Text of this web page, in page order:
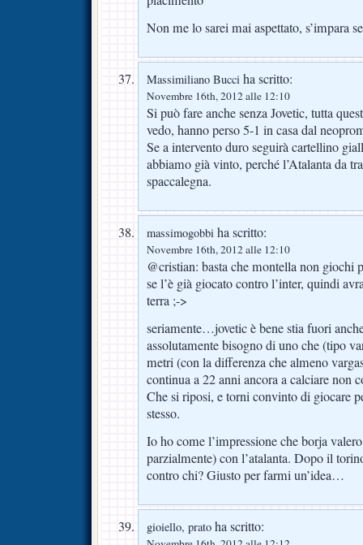
Non me lo sarei mai aspettato, s’impara
Massimiliano Bucci ha scritto:
Novembre 16th, 2012 alle 12:10
Si può fare anche senza Jovetic, tutta
vedo, hanno perso 5-1 in casa dal
Se a intervento duro seguirà cartellino
abbiamo già vinto, perché l’Atalanta da
spaccalegna.
massimogobbi ha scritto:
Novembre 16th, 2012 alle 12:10
@cristian: basta che montella non
se l’è già giocato contro l’inter, quindi
terra ;->
seriamente…jovetic è bene stia fuori
assolutamente bisogno di uno che (tipo
metri (con la differenza che almeno
continua a 22 anni ancora a calciare non
Che si riposi, e torni convinto di giocare
stesso.
Io ho come l’impressione che borja
parzialmente) con l’atalanta. Dopo il
contro chi? Giusto per farmi un’idea…
gioiello, prato ha scritto: